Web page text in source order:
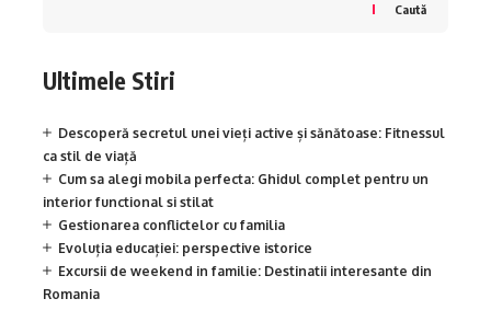
Caută
Ultimele Stiri
Descoperă secretul unei vieți active și sănătoase: Fitnessul
ca stil de viață
Cum sa alegi mobila perfecta: Ghidul complet pentru un
interior functional si stilat
Gestionarea conflictelor cu familia
Evoluția educației: perspective istorice
Excursii de weekend in familie: Destinatii interesante din
Romania